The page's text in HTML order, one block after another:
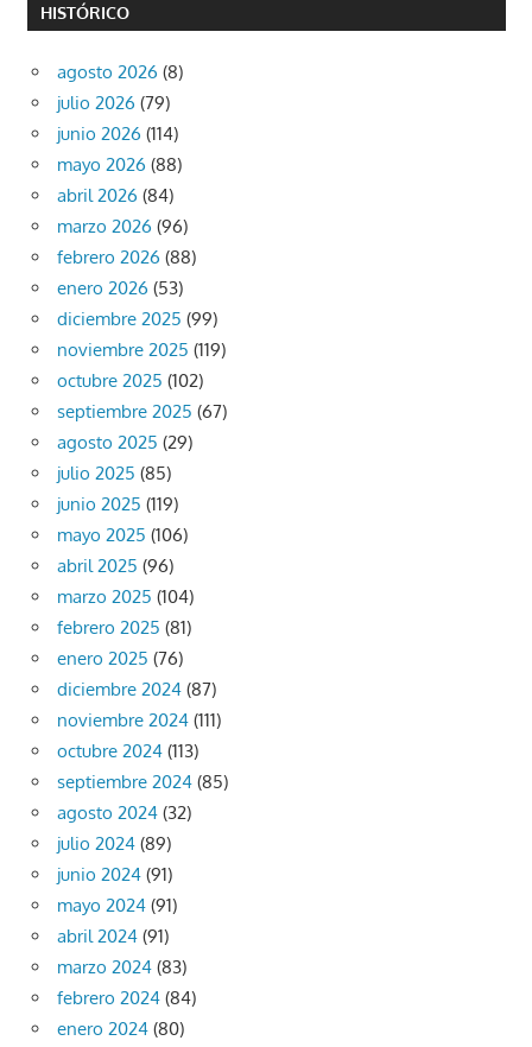
HISTÓRICO
agosto 2026 (8)
julio 2026 (79)
junio 2026 (114)
mayo 2026 (88)
abril 2026 (84)
marzo 2026 (96)
febrero 2026 (88)
enero 2026 (53)
diciembre 2025 (99)
noviembre 2025 (119)
octubre 2025 (102)
septiembre 2025 (67)
agosto 2025 (29)
julio 2025 (85)
junio 2025 (119)
mayo 2025 (106)
abril 2025 (96)
marzo 2025 (104)
febrero 2025 (81)
enero 2025 (76)
diciembre 2024 (87)
noviembre 2024 (111)
octubre 2024 (113)
septiembre 2024 (85)
agosto 2024 (32)
julio 2024 (89)
junio 2024 (91)
mayo 2024 (91)
abril 2024 (91)
marzo 2024 (83)
febrero 2024 (84)
enero 2024 (80)